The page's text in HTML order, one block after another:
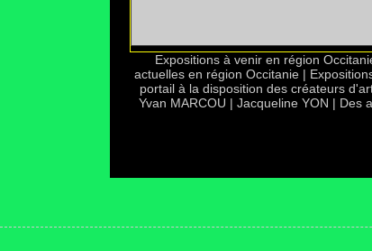
Expositions à venir en région
actuelles en région Occitanie |
portail à la disposition des créateurs
Yvan MARCOU | Jacqueline YON | Des